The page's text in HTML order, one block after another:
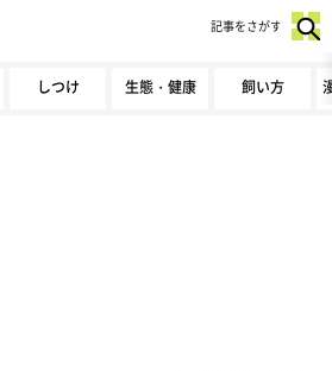
しつけ 生態・健康 飼い方
記事をさがす